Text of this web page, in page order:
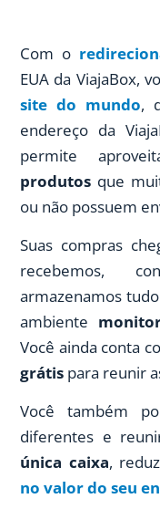
Com o
EUA da ViajaBox,
site do mundo,
endereço da
permite
produtos que
ou não possuem
Suas compras
recebemos,
armazenamos
ambiente
Você ainda conta
grátis para reunir
Você também
diferentes e
única caixa,
no valor do seu